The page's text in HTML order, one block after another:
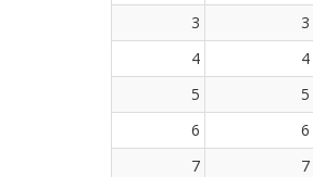
3
3
4
4
5
5
6
6
7
7